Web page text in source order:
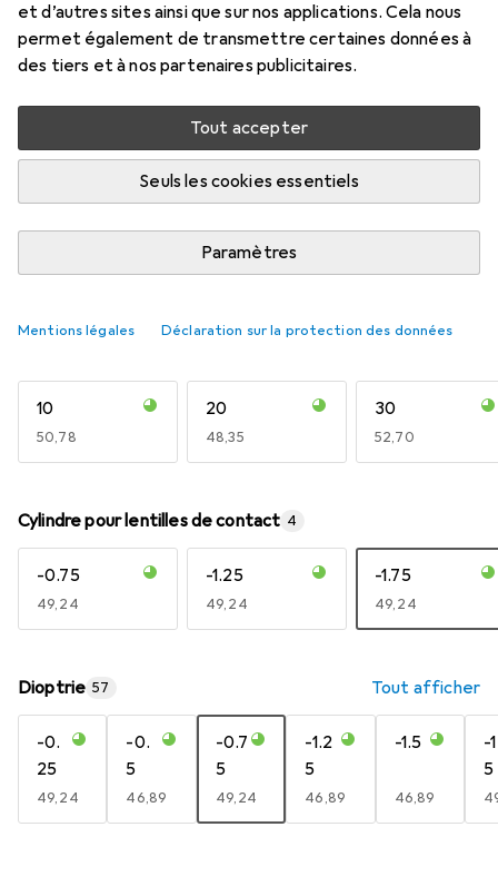
et d’autres sites ainsi que sur nos applications. Cela nous
permet également de transmettre certaines données à
des tiers et à nos partenaires publicitaires.
Tout accepter
Seuls les cookies essentiels
Paramètres
Mentions légales Déclaration sur la protection des données
Livré entre ven, 14/8 et mar, 18/8
Ajouter au panier
livraison gratuite
10
EUR
50,78
20
EUR
48,35
30
EUR
52,70
Cylindre pour lentilles de contact 4
-0.75
EUR
49,24
-1.25
EUR
49,24
-1.75
EUR
49,24
Dioptrie 57 Tout afficher
-0.
25
EUR
49,24
-0.
5
EUR
46,89
-0.7
5
EUR
49,24
-1.2
5
EUR
46,89
-1.5
EUR
46,89
-
5